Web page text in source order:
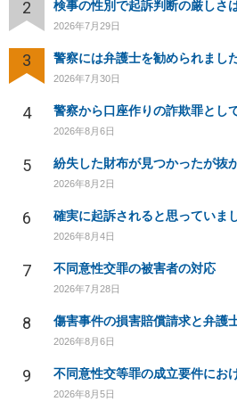
2 検事の性別で起訴判断の厳しさ
2026年7月29日
3
2026年7月30日
4 警察から口座作りの詐欺罪とし
2026年8月6日
5 紛失した財布が見つかったが抜
2026年8月2日
6 確実に起訴されると思っていま
2026年8月4日
7 不同意性交罪の被害者の対応
2026年7月28日
8 傷害事件の損害賠償請求と弁護
2026年8月6日
9 不同意性交等罪の成立要件にお
2026年8月5日